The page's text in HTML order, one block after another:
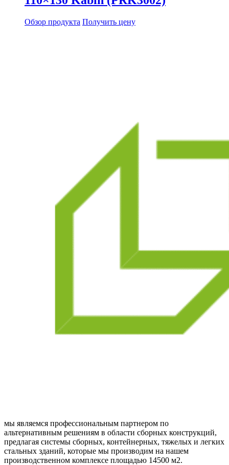
Обзор продукта Получить цену
мы являемся профессиональным партнером по
альтернативным решениям в области сборных конструкций,
предлагая системы сборных, контейнерных, тяжелых и легких
стальных зданий, которые мы производим на нашем
производственном комплексе площадью 14500 м2.